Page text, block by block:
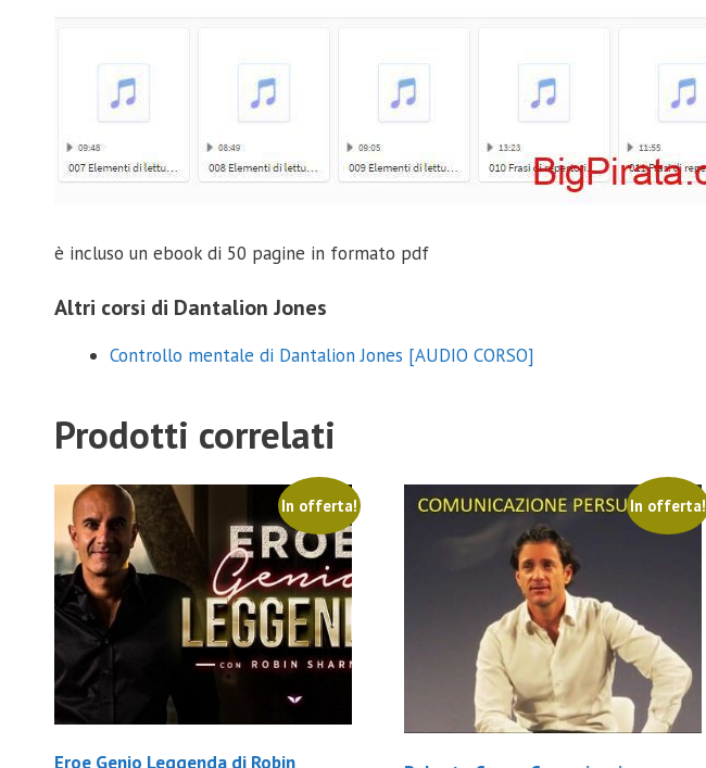
è incluso un ebook di 50 pagine in formato pdf
Altri corsi di Dantalion Jones
Controllo mentale di Dantalion Jones [AUDIO CORSO]
Prodotti correlati
In offerta!
Eroe Genio Leggenda di Robin
In offerta!